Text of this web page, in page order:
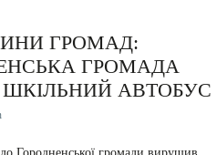
ГРОМАД:
ГРОМАДА
АВТОБУС